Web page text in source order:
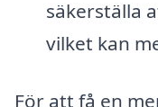
säkerställa
vilket kan
För att få en